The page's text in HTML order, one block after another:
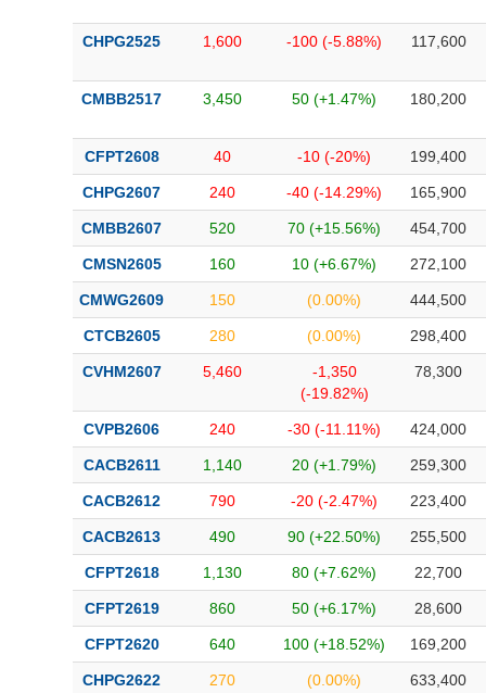
CHPG2525 1,600 -100 (-5.88%) 117,600
CMBB2517 3,450 50 (+1.47%) 180,200
CFPT2608 40 -10 (-20%) 199,400
CHPG2607 240 -40 (-14.29%) 165,900
CMBB2607 520 70 (+15.56%) 454,700
CMSN2605 160 10 (+6.67%) 272,100
CMWG2609 150 (0.00%) 444,500
CTCB2605 280 (0.00%) 298,400
CVHM2607 5,460
-1,350
(-19.82%)
78,300
CVPB2606 240 -30 (-11.11%) 424,000
CACB2611 1,140 20 (+1.79%) 259,300
CACB2612 790 -20 (-2.47%) 223,400
CACB2613 490 90 (+22.50%) 255,500
CFPT2618 1,130 80 (+7.62%) 22,700
CFPT2619 860 50 (+6.17%) 28,600
CFPT2620 640 100 (+18.52%) 169,200
CHPG2622 270 (0.00%) 633,400